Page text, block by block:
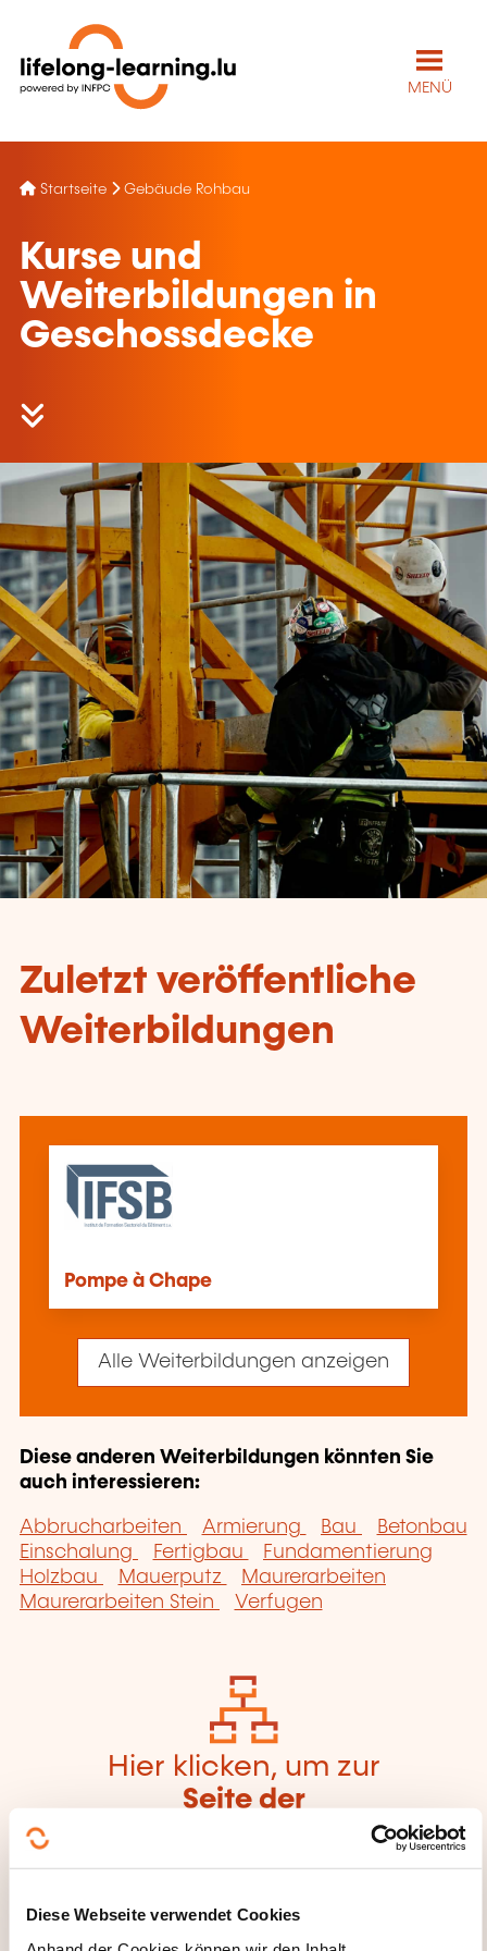
Diese Webseite verwendet Cookies
MENÜ
Startseite Gebäude Rohbau
Kurse und
Weiterbildungen in
Geschossdecke
Zuletzt veröffentliche
Weiterbildungen
Pompe à Chape
Alle Weiterbildungen anzeigen
Diese anderen Weiterbildungen könnten Sie
auch interessieren:
Abbrucharbeiten Armierung Bau
Betonbau
Einschalung
Fertigbau
Fundamentierung
Holzbau
Mauerputz
Maurerarbeiten
Maurerarbeiten Stein
Verfugen
Hier klicken, um zur
Seite der
Weiterbildungskate
gorien